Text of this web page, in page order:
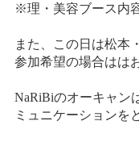
※理・美容ブース内
また、この日は松本
参加希望の場合はは
NaRiBiのオーキャン
ミュニケーションを